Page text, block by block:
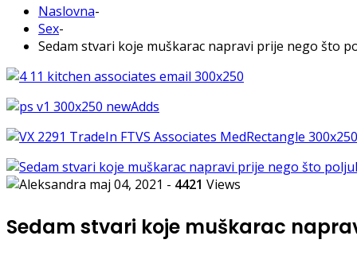
Naslovna-
Sex-
Sedam stvari koje muškarac napravi prije nego što
maj 04, 2021 - 4421 Views
Sedam stvari koje muškarac